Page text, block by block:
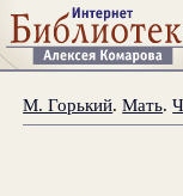
М. Горький.Мать.